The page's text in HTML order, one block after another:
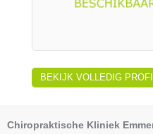
BEKIJK VOLLEDIG
Chiropraktische Kliniek